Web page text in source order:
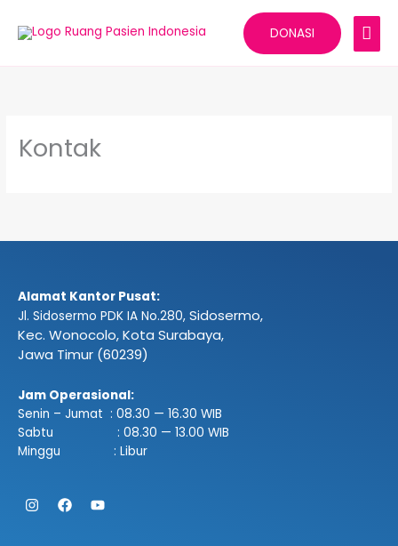
konten
DONASI
Kontak
Alamat Kantor Pusat:
Jl. Sidosermo PDK IA No.280, Sidosermo,
Kec. Wonocolo, Kota Surabaya,
Jawa Timur (60239)
Jam Operasional:
Senin – Jumat : 08.30 — 16.30 WIB
Sabtu : 08.30 — 13.00 WIB
Minggu : Libur
Instagram
Facebook
Youtube